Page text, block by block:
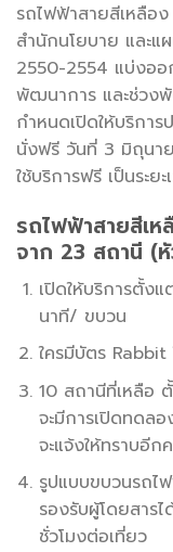
รถไฟฟ้าสายสีเหลือ
สำนักนโยบาย และแ
2550-2554 แบ่งอ
พัฒนาการ และช่วง
กำหนดเปิดให้บริกา
นั่งฟรี วันที่ 3 มิถุนาย
ใช้บริการฟรี เป็นระย
รถไฟฟ้าสายสีเ
จาก 23 สถานี (
เปิดให้บริการตั้ง
นาที/ ขบวน
ใครมีบัตร Rabbit
10 สถานีที่เหลือ
จะมีการเปิดทดล
จะแจ้งให้ทราบอีก
รูปแบบขบวนรถไ
รองรับผู้โดยสาร
ชั่วโมงต่อเที่ยว